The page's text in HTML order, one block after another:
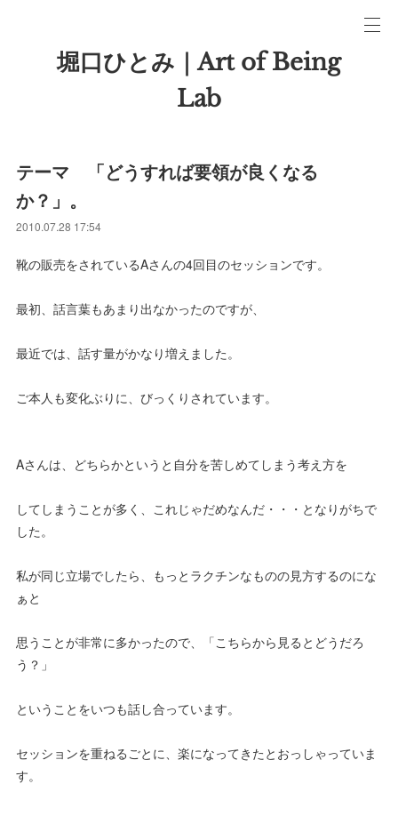
堀口ひとみ｜Art of Being
Lab
テーマ 「どうすれば要領が良くなる
か？」。
2010.07.28 17:54
靴の販売をされているAさんの4回目のセッションです。
最初、話言葉もあまり出なかったのですが、
最近では、話す量がかなり増えました。
ご本人も変化ぶりに、びっくりされています。
Aさんは、どちらかというと自分を苦しめてしまう考え方を
してしまうことが多く、これじゃだめなんだ・・・となりがちで
した。
私が同じ立場でしたら、もっとラクチンなものの見方するのにな
ぁと
思うことが非常に多かったので、「こちらから見るとどうだろ
う？」
ということをいつも話し合っています。
セッションを重ねるごとに、楽になってきたとおっしゃっていま
す。